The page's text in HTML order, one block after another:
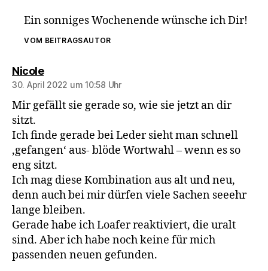
Ein sonniges Wochenende wünsche ich Dir!
VOM BEITRAGSAUTOR
Nicolesagt:
30. April 2022 um 10:58 Uhr
Mir gefällt sie gerade so, wie sie jetzt an dir
sitzt.
Ich finde gerade bei Leder sieht man schnell
‚gefangen‘ aus- blöde Wortwahl – wenn es so
eng sitzt.
Ich mag diese Kombination aus alt und neu,
denn auch bei mir dürfen viele Sachen seeehr
lange bleiben.
Gerade habe ich Loafer reaktiviert, die uralt
sind. Aber ich habe noch keine für mich
passenden neuen gefunden.